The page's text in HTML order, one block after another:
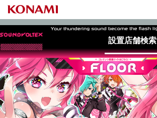
設置店舗検索